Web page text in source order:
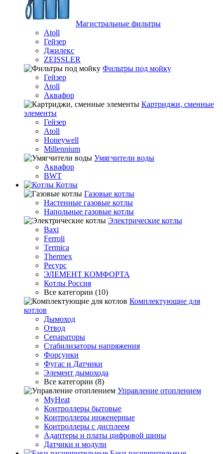
Магистральные фильтры
Atoll
Гейзер
Джилекс
ZEISSLER
Фильтры под мойку
Гейзер
Atoll
Аквафор
Картриджи, сменные
элементы
Гейзер
Atoll
Honeywell
Millennium
Умягчители воды
Аквафор
BWT
Котлы
Гaзовые котлы
Настенные газовые котлы
Напольные газовые котлы
Электрические котлы
Baxi
Ferroli
Termica
Thermex
Ресурс
ЭЛЕМЕНТ КОМФОРТА
Котлы Россия
Все категории (10)
Комплектующие для
котлов
Дымоход
Отвод
Сепараторы
Стабилизаторы напряжения
Форсунки
Фугас и Датчики
Элемент дымохода
Все категории (8)
Управление отоплением
MyHeat
Контроллеры бытовые
Контроллеры инженерные
Контроллеры с дисплеем
Адаптеры и платы цифровой шины
Датчики и модули